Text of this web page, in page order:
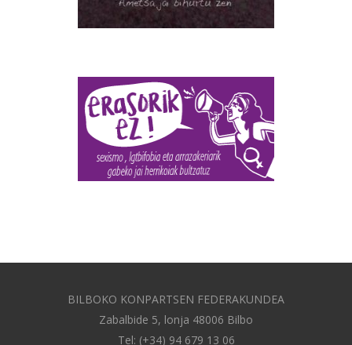
BILBOKO KONPARTSEN FEDERAKUNDEA
Zabalbide 5, lonja 48006 Bilbo
Tel: (+34) 94 679 13 06